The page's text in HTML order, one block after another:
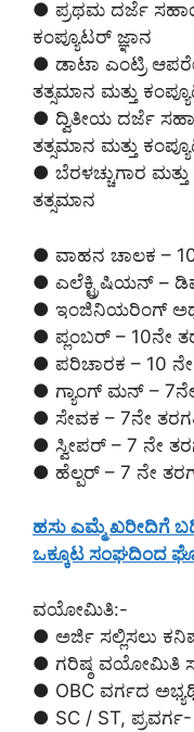
● ಪ್ರಥಮ ದರ್ಜೆ
ಕಂಪ್ಯೂಟರ್ ಜ್ಞಾನ
● ಡಾಟಾ ಎಂಟ್ರಿ
ತತ್ಸಮಾನ ಮತ್ತು
● ದ್ವಿತೀಯ ದರ್ಜೆ
ತತ್ಸಮಾನ ಮತ್ತು
● ಬೆರಳಚ್ಚುಗಾರ
ತತ್ಸಮಾನ
● ವಾಹನ ಚಾಲಕ –
● ಎಲೆಕ್ಟ್ರಿಷಿಯನ್ –
● ಇಂಜಿನಿಯರಿಂಗ್
● ಪ್ಲಂಬರ್ – 10ನೇ
● ಪರಿಚಾರಕ – 10
● ಗ್ಯಾಂಗ್ ಮನ್ –
● ಸೇವಕ – 7ನೇ
● ಸ್ವೀಪರ್ – 7 ನೇ
● ಹೆಲ್ಪರ್ – 7 ನೇ
ಹಸು ಎಮ್ಮೆ ಖರೀದಿಗೆ
ಒಕ್ಕೂಟ ಸಂಘದಿಂದ
ವಯೋಮಿತಿ:-
● ಅರ್ಜಿ ಸಲ್ಲಿಸಲು
● ಗರಿಷ್ಠ ವಯೋಮಿತಿ
● OBC ವರ್ಗದ
● SC / ST,